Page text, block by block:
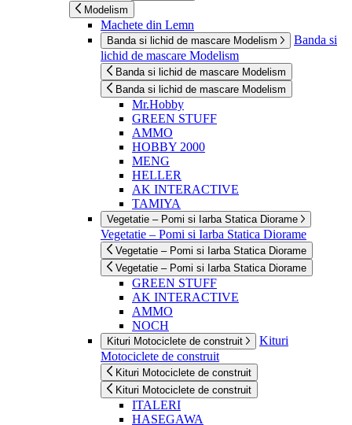
Modelism
Machete din Lemn
Banda si lichid de mascare Modelism
Banda si
lichid de mascare Modelism
Banda si lichid de mascare Modelism
Banda si lichid de mascare Modelism
Mr.Hobby
GREEN STUFF
AMMO
HOBBY 2000
MENG
HELLER
AK INTERACTIVE
TAMIYA
Vegetatie – Pomi si Iarba Statica Diorame
Vegetatie – Pomi si Iarba Statica Diorame
Vegetatie – Pomi si Iarba Statica Diorame
Vegetatie – Pomi si Iarba Statica Diorame
GREEN STUFF
AK INTERACTIVE
AMMO
NOCH
Kituri Motociclete de construit
Kituri
Motociclete de construit
Kituri Motociclete de construit
Kituri Motociclete de construit
ITALERI
HASEGAWA